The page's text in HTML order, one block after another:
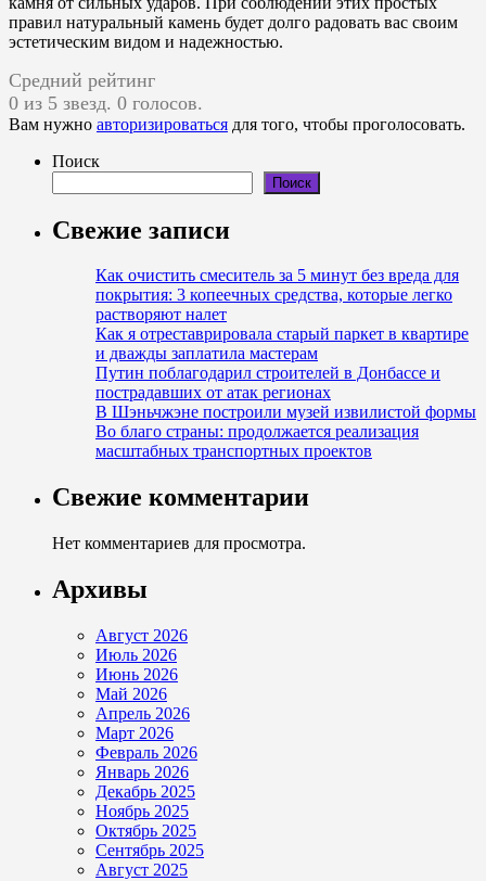
правил натуральный камень будет долго радовать вас своим
эстетическим видом и надежностью.
Средний рейтинг
0 из 5 звезд. 0 голосов.
Вам нужно авторизироваться для того, чтобы проголосовать.
Поиск
Поиск
Свежие записи
Как очистить смеситель за 5 минут без вреда для
покрытия: 3 копеечных средства, которые легко
растворяют налет
Как я отреставриро­вала старый паркет в квартире
и дважды заплатила мастерам
Путин поблагодарил строителей в Донбассе и
пострадавших от атак регионах
В Шэньчжэне построили музей извилистой формы
Во благо страны: продолжается реализация
масштабных транспортных проектов
Свежие комментарии
Нет комментариев для просмотра.
Архивы
Август 2026
Июль 2026
Июнь 2026
Май 2026
Апрель 2026
Март 2026
Февраль 2026
Январь 2026
Декабрь 2025
Ноябрь 2025
Октябрь 2025
Сентябрь 2025
Август 2025